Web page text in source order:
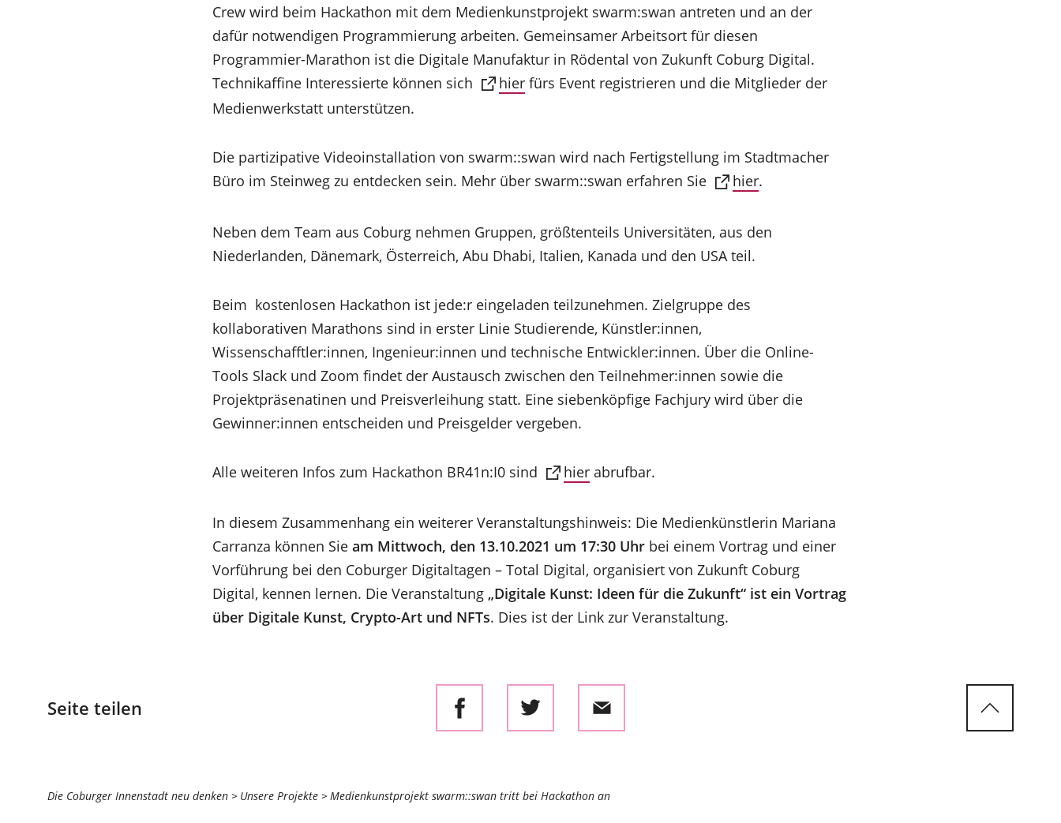
Crew wird beim Hackathon mit dem Medienkunstprojekt swarm:swan antreten und an der
dafür notwendigen Programmierung arbeiten. Gemeinsamer Arbeitsort für diesen
Programmier-Marathon ist die Digitale Manufaktur in Rödental von Zukunft Coburg Digital.
Technikaffine Interessierte können sich
hier fürs Event registrieren und die Mitglieder der
Medienwerkstatt unterstützen.
Die partizipative Videoinstallation von swarm::swan wird nach Fertigstellung im Stadtmacher
Büro im Steinweg zu entdecken sein. Mehr über swarm::swan erfahren Sie
hier.
Neben dem Team aus Coburg nehmen Gruppen, größtenteils Universitäten, aus den
Niederlanden, Dänemark, Österreich, Abu Dhabi, Italien, Kanada und den USA teil.
Beim kostenlosen Hackathon ist jede:r eingeladen teilzunehmen. Zielgruppe des
kollaborativen Marathons sind in erster Linie Studierende, Künstler:innen,
Wissenschafftler:innen, Ingenieur:innen und technische Entwickler:innen. Über die Online-
Tools Slack und Zoom findet der Austausch zwischen den Teilnehmer:innen sowie die
Projektpräsenatinen und Preisverleihung statt. Eine siebenköpfige Fachjury wird über die
Gewinner:innen entscheiden und Preisgelder vergeben.
Alle weiteren Infos zum Hackathon BR41n:I0 sind hier abrufbar.
In diesem Zusammenhang ein weiterer Veranstaltungshinweis: Die Medienkünstlerin Mariana
Carranza können Sie am Mittwoch, den 13.10.2021 um 17:30 Uhr bei einem Vortrag und einer
Vorführung bei den Coburger Digitaltagen – Total Digital, organisiert von Zukunft Coburg
Digital, kennen lernen. Die Veranstaltung „Digitale Kunst: Ideen für die Zukunft“ ist ein Vortrag
über Digitale Kunst, Crypto-Art und NFTs. Dies ist der Link zur Veranstaltung.
Seite teilen
Sie
Die Coburger Innenstadt neu denken Unsere Projekte Medienkunstprojekt swarm::swan tritt bei Hackathon an